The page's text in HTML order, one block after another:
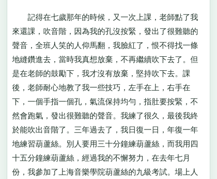
記得在七歲那年的時候，又一次上課，老師點了我
來還課，吹音階，因為我的孔沒按緊，發出了很難聽的
聲音，全班人笑的人仰馬翻，我臉紅了，恨不得找一條
地縫鑽進去，當時我真想放棄，不再繼續吹下去了。但
是在老師的鼓勵下，我才沒有放棄，堅持吹下去。課
後，老師耐心地教了我一些技巧，左手在上，右手在
下，一個手指一個孔，氣流保持均勻，指肚要按緊，不
然會跑氣，發出很難聽的聲音。我練了很久，最後我終
於能吹出音階了。三年過去了，我日復一日，年復一年
地練習葫蘆絲。別人要用三十分鐘練葫蘆絲，而我用四
十五分鐘練葫蘆絲，經過我的不懈努力，在去年七月
份，我參加了上海音樂學院葫蘆絲的九級考試。場上人